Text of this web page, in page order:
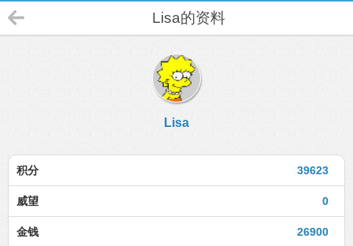
Lisa的资料
Lisa
39623
积分
0
威望
26900
金钱